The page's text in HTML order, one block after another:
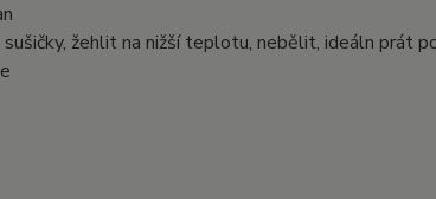
žehlit na nižší teplotu, nebělit, ideáln prát